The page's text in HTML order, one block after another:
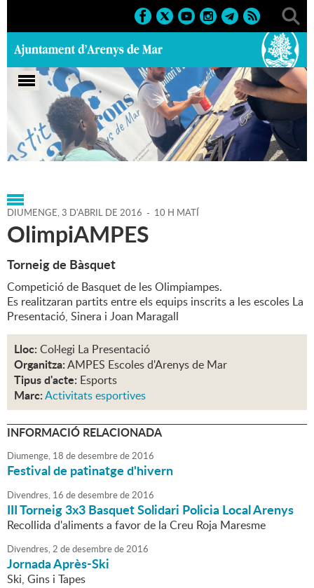
Portada > Agenda > 03-04-
2016 > Marcs > Esportius > 2016 > Activitats esportives
DIUMENGE,3 D'ABRIL DE 2016 - 10 H MATÍ
OlimpiAMPES
Torneig de Bàsquet
Competició de Basquet de les Olimpiampes.
Es realitzaran partits entre els equips inscrits a les escoles La
Presentació, Sinera i Joan Maragall
Lloc: Col·legi La Presentació
Organitza:AMPES Escoles d'Arenys de Mar
Tipus d'acte: Esports
Marc:Activitats esportives
INFORMACIÓ RELACIONADA
Diumenge, 18 dedesembrede2016
Festival de patinatge d'hivern
Divendres, 16 dedesembrede2016
III Torneig 3x3 Basquet Solidari Policia Local Arenys
Recollida d'aliments a favor de la Creu Roja Maresme
Divendres,2 dedesembrede2016
Jornada Après-Ski
Ski, Gins i Tapes